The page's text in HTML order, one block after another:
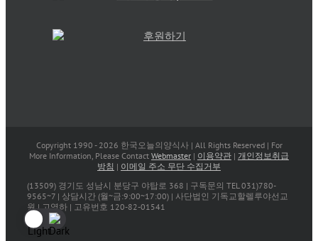
Copyright 1990 - 2026 한국오늘의양식사 | All Rights Reserved | For
More Information, Please Contact Webmaster | 이용약관 | 개인정보취급
방침 | 이메일 주소 무단 수집거부
(13509) 경기도 성남시 분당구 야탑로 368 | 구독문의 TEL 031)780-
9565~7 | 상담시간 (월~금:9:00~17:00) | 사단법인 기독교할렐루야선교
원 | 고영하 | 고유번호 120-82-01541